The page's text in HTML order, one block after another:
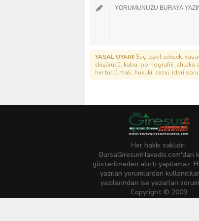
YASAL UYARI! Suç teşkil edecek,
düşürücü, kaba, pornografik, ahlaka
her türlü mali, hukuki, cezai, idari
Her hakkı saklıdır.
BursaGiresunHavadis.com'dan
gösterilmeden alıntı yapılamaz.
yazılan yorumlardan
yazılarından ise yazarları
Copyright © 2009